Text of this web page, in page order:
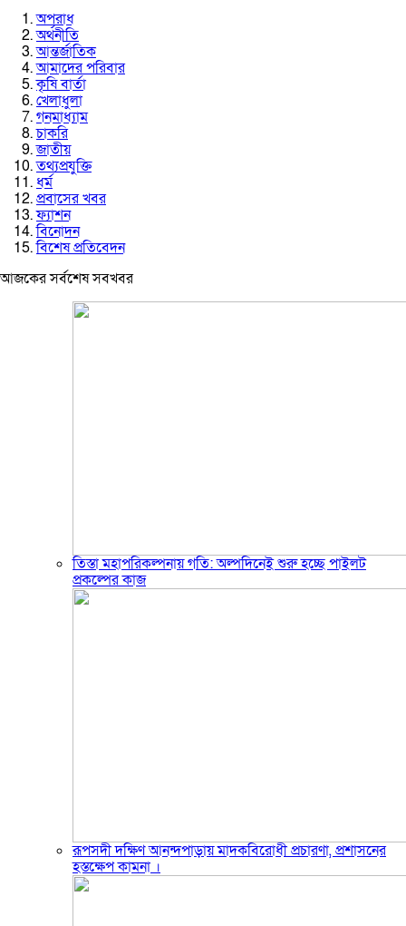
অপরাধ
অর্থনীতি
আন্তর্জাতিক
আমাদের পরিবার
কৃষি বার্তা
খেলাধুলা
গনমাধ্যাম
চাকরি
জাতীয়
তথ্যপ্রযুক্তি
ধর্ম
প্রবাসের খবর
ফ্যাশন
বিনোদন
বিশেষ প্রতিবেদন
আজকের সর্বশেষ সবখবর
তিস্তা মহাপরিকল্পনায় গতি: অল্পদিনেই শুরু হচ্ছে পাইলট
প্রকল্পের কাজ
রূপসদী দক্ষিণ আনন্দপাড়ায় মাদকবিরোধী প্রচারণা, প্রশাসনের
হস্তক্ষেপ কামনা ‎।